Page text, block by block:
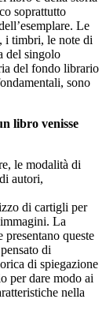
soprattutto
Le
, i timbri, le note di
del singolo
del fondo librario
sono
libro venisse
le modalità di
autori,
di cartigli per
La
queste
di
di spiegazione
per dare modo ai
nella